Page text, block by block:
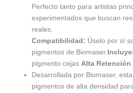
Perfecto tanto para artistas
experimentados que buscan
reales.
Compatibilidad: Úselo por sí
pigmentos de Biomaser.
pigmento cejas Alta
Desarrollada por Biomaser,
pigmentos de alta densidad